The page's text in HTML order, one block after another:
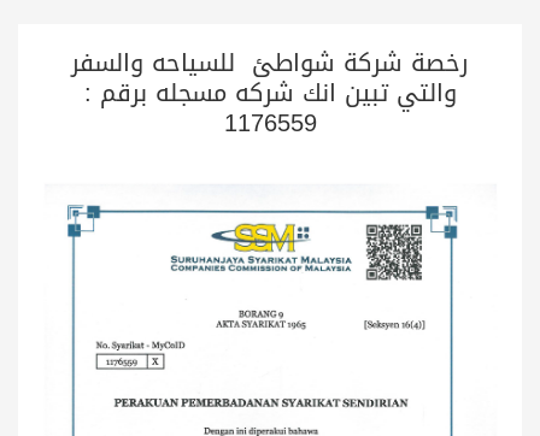
رخصة شركة شواطئ للسياحه والسفر
والتي تبين انك شركه مسجله برقم :
1176559